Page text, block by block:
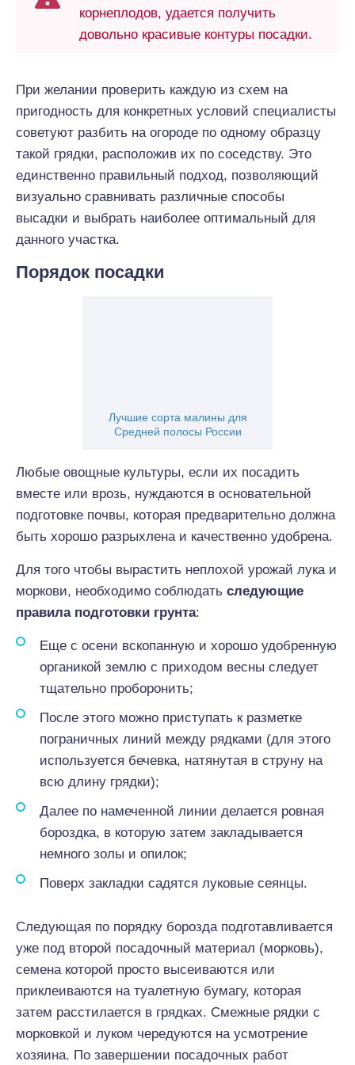
корнеплодов, удается получить
довольно красивые контуры посадки.
При желании проверить каждую из схем на
пригодность для конкретных условий специалисты
советуют разбить на огороде по одному образцу
такой грядки, расположив их по соседству. Это
единственно правильный подход, позволяющий
визуально сравнивать различные способы
высадки и выбрать наиболее оптимальный для
данного участка.
Порядок посадки
Лучшие сорта малины для
Средней полосы России
Любые овощные культуры, если их посадить
вместе или врозь, нуждаются в основательной
подготовке почвы, которая предварительно должна
быть хорошо разрыхлена и качественно удобрена.
Для того чтобы вырастить неплохой урожай лука и
моркови, необходимо соблюдать следующие
правила подготовки грунта:
Еще с осени вскопанную и хорошо удобренную
органикой землю с приходом весны следует
тщательно проборонить;
После этого можно приступать к разметке
пограничных линий между рядками (для этого
используется бечевка, натянутая в струну на
всю длину грядки);
Далее по намеченной линии делается ровная
бороздка, в которую затем закладывается
немного золы и опилок;
Поверх закладки садятся луковые сеянцы.
Следующая по порядку борозда подготавливается
уже под второй посадочный материал (морковь),
семена которой просто высеиваются или
приклеиваются на туалетную бумагу, которая
затем расстилается в грядках. Смежные рядки с
морковкой и луком чередуются на усмотрение
хозяина. По завершении посадочных работ